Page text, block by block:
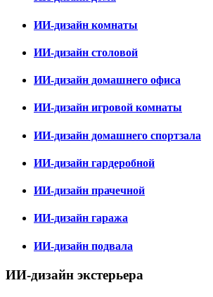
ИИ-дизайн комнаты
ИИ-дизайн столовой
ИИ-дизайн домашнего офиса
ИИ-дизайн игровой комнаты
ИИ-дизайн домашнего спортзала
ИИ-дизайн гардеробной
ИИ-дизайн прачечной
ИИ-дизайн гаража
ИИ-дизайн подвала
ИИ-дизайн экстерьера